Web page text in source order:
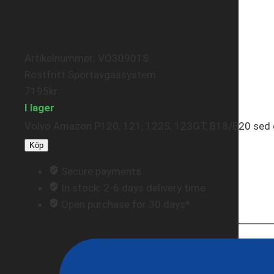
I lager
Volvo Amazon P120, 121, 122S, 123GT, B18/B20
Köp